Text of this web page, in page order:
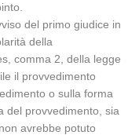
del primo giudice in
della
comma 2, della legge
il provvedimento
o sulla forma
del provvedimento, sia
avrebbe potuto